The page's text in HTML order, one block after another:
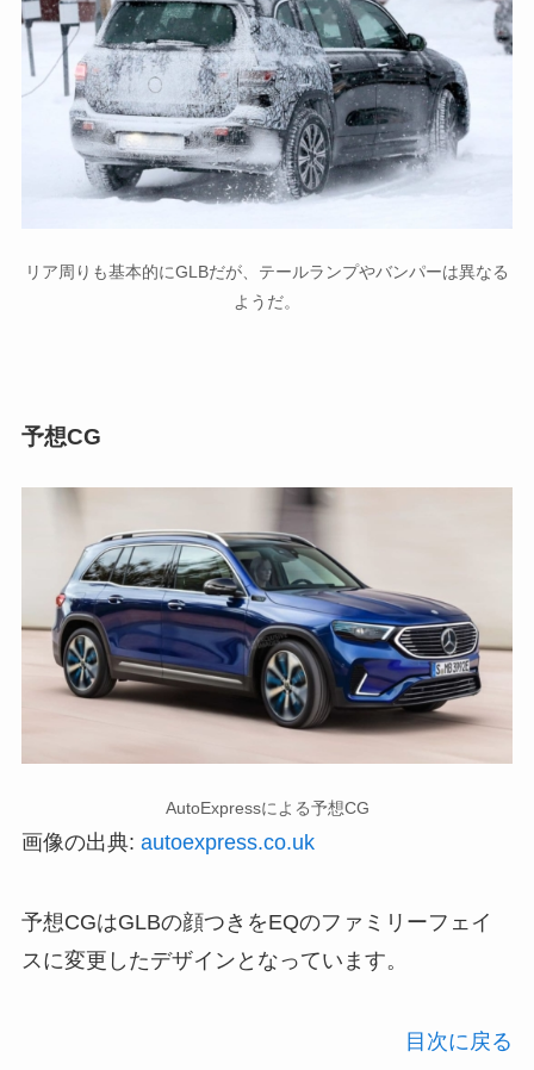
リア周りも基本的にGLBだが、テールランプやバンパーは異なる
ようだ。
予想CG
AutoExpressによる予想CG
画像の出典: autoexpress.co.uk
予想CGはGLBの顔つきをEQのファミリーフェイ
スに変更したデザインとなっています。
目次に戻る